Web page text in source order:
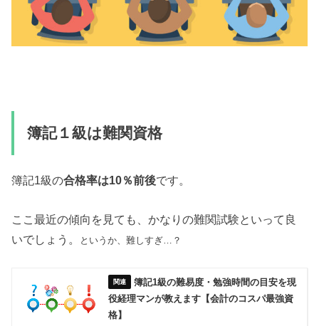
簿記１級は難関資格
簿記1級の合格率は10％前後です。
ここ最近の傾向を見ても、かなりの難関試験といって良
いでしょう。
というか、難しすぎ…？
簿記1級の難易度・勉強時間の目安を現
役経理マンが教えます【会計のコスパ最強資
格】